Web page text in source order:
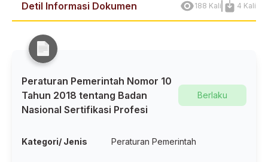
Detil Informasi Dokumen 188 Kali 4 Kali
Peraturan Pemerintah Nomor 10
Tahun 2018 tentang Badan
Nasional Sertifikasi Profesi
Berlaku
Kategori/ Jenis Peraturan Pemerintah